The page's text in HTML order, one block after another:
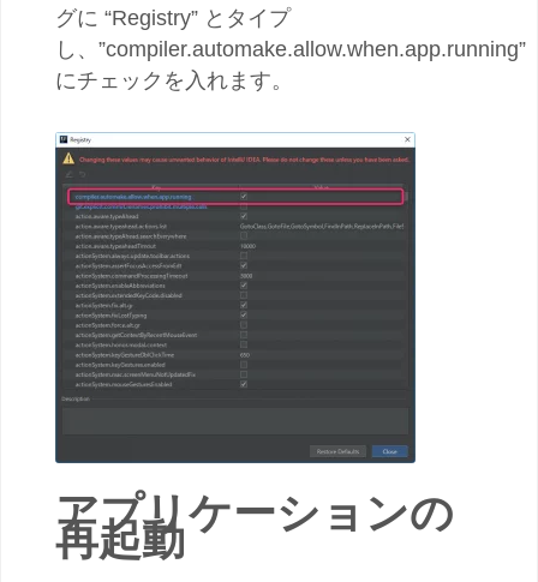
グに “Registry” とタイプ
し、”compiler.automake.allow.when.app.running”
にチェックを入れます。
アプリケーションの
再起動